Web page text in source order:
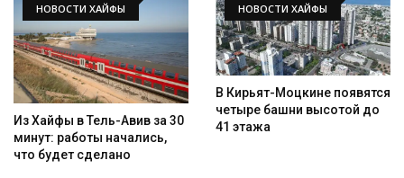
НОВОСТИ ХАЙФЫ
Из Хайфы в Тель-Авив за 30
минут: работы начались,
что будет сделано
НОВОСТИ ХАЙФЫ
В Кирьят-Моцкине появятся
четыре башни высотой до
41 этажа